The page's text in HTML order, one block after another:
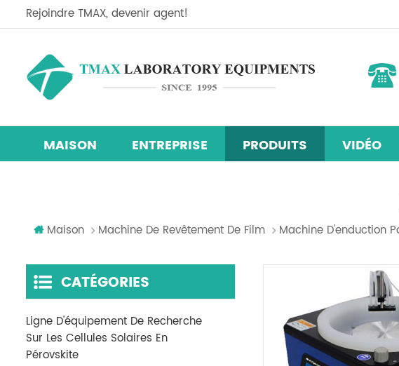
Rejoindre TMAX, devenir agent!
MAISON ENTREPRISE PRODUITS VIDÉO
Maison Machine De Revêtement De Film Machine D'enduction
CATÉGORIES
Ligne D'équipement De Recherche
Sur Les Cellules Solaires En
Pérovskite